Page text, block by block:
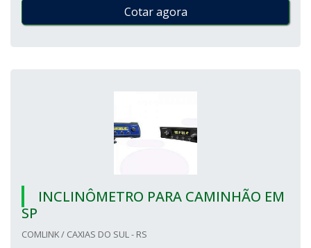
Cotar agora
INCLINÔMETRO PARA CAMINHÃO EM
SP
COMLINK / CAXIAS DO SUL - RS